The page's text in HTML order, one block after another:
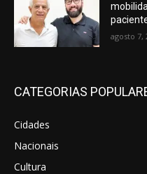
agosto 7,
CATEGORIAS
Cidades
Nacionais
Cultura